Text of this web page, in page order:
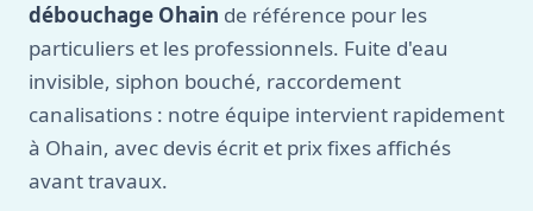
débouchage Ohain de référence pour les
particuliers et les professionnels. Fuite d'eau
invisible, siphon bouché, raccordement
canalisations : notre équipe intervient rapidement
à Ohain, avec devis écrit et prix fixes affichés
avant travaux.